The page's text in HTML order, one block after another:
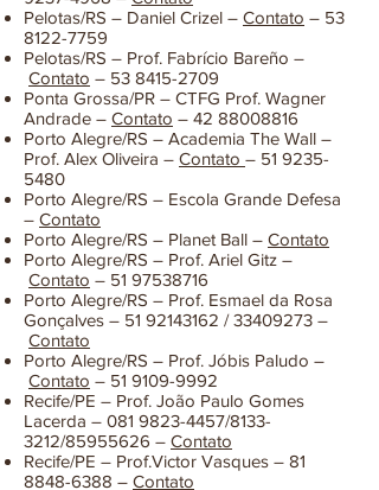
Pelotas/RS – Daniel Crizel – Contato – 53
8122-7759
Pelotas/RS – Prof. Fabrício Bareño –
Contato – 53 8415-2709
Ponta Grossa/PR – CTFG Prof. Wagner
Andrade – Contato – 42 88008816
Porto Alegre/RS – Academia The Wall –
Prof. Alex Oliveira – Contato – 51 9235-
5480
Porto Alegre/RS – Escola Grande Defesa
– Contato
Porto Alegre/RS – Planet Ball – Contato
Porto Alegre/RS – Prof. Ariel Gitz –
Contato – 51 97538716
Porto Alegre/RS – Prof. Esmael da Rosa
Gonçalves – 51 92143162 /33409273 –
Contato
Porto Alegre/RS – Prof. Jóbis Paludo –
Contato – 51 9109-9992
Recife/PE – Prof. João Paulo Gomes
Lacerda – 081 9823-4457/8133-
3212/85955626 – Contato
Recife/PE – Prof.Victor Vasques – 81
8848-6388 – Contato